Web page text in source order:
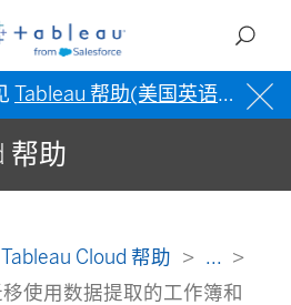
Tableau 帮助(美国英语) 。
帮助
Tableau Cloud 帮助
...
移使用数据提取的工作簿和